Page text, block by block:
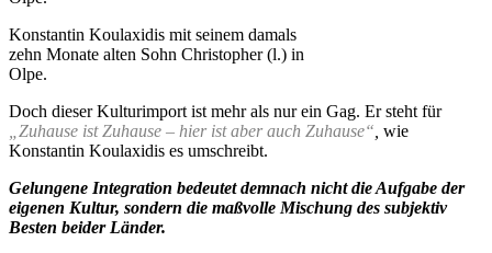
Konstantin Koulaxidis mit seinem damals
zehn Monate alten Sohn Christopher (l.) in
Olpe.
Doch dieser Kulturimport ist mehr als nur ein Gag. Er steht für
„Zuhause ist Zuhause – hier ist aber auch Zuhause“ wie
Konstantin Koulaxidis es umschreibt.
Gelungene Integration bedeutet demnach nicht die Aufgabe der
eigenen Kultur, sondern die maßvolle Mischung des subjektiv
Besten beider Länder.